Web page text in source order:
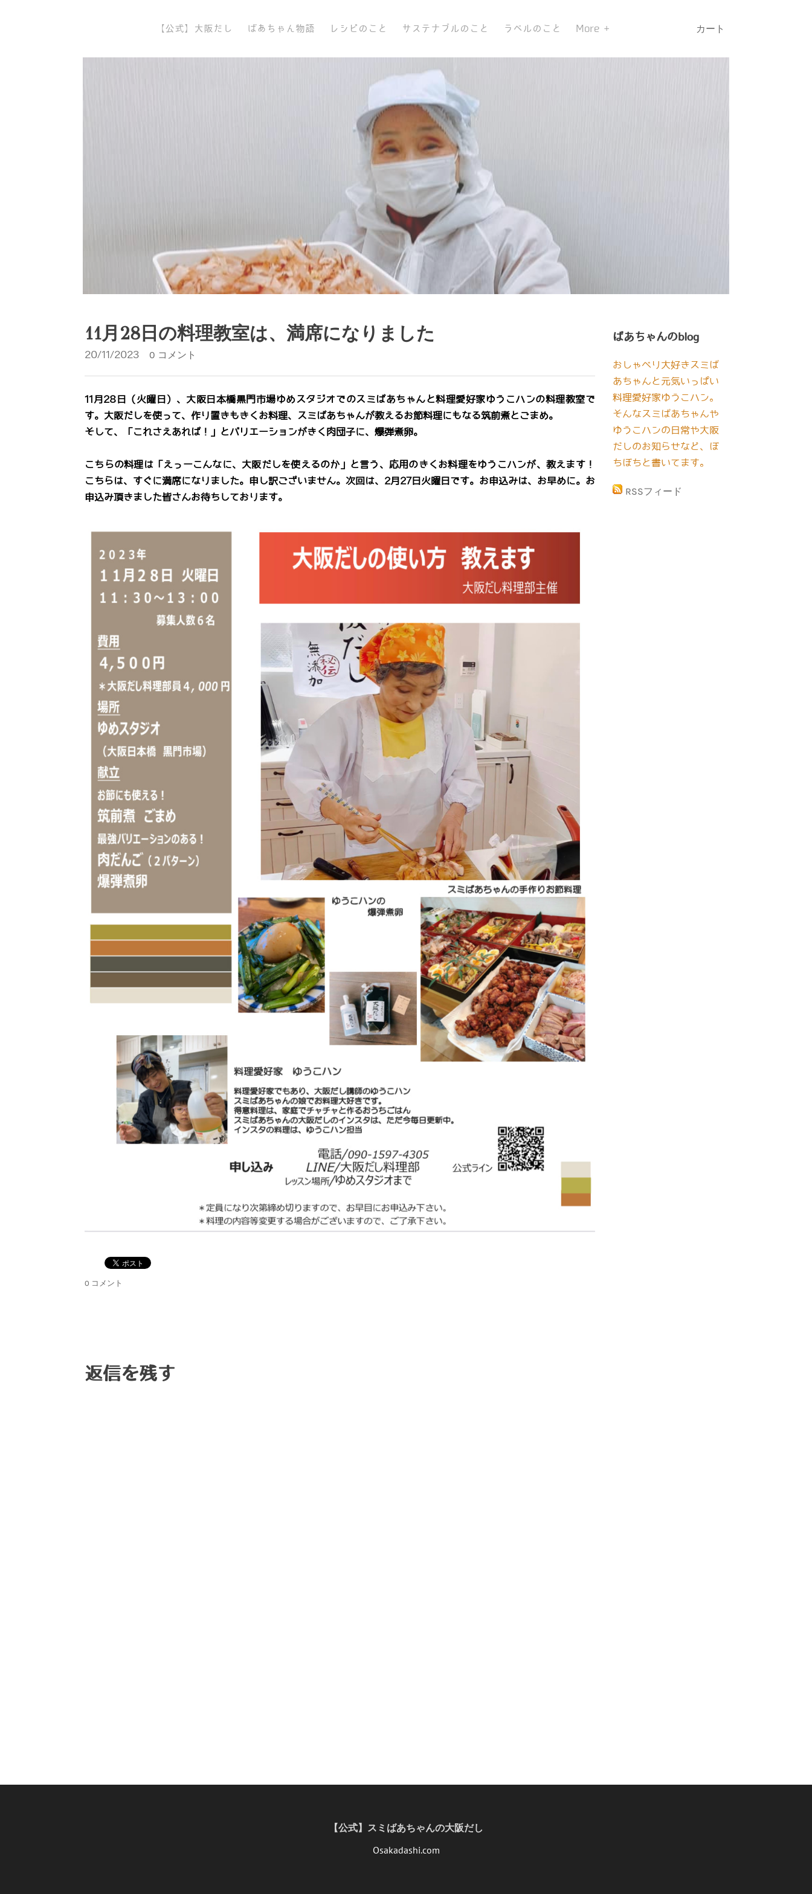
【公式】大阪だし ばあちゃん物語 レシピのこと サステナブルのこと ラベルのこと More カート
11月28日の料理教室は、満席になりました
20/11/2023 0 コメント
11月28日（火曜日）、大阪日本橋黒門市場ゆめスタジオでのスミばあちゃんと料理愛好家ゆうこハンの料理教室で
す。大阪だしを使って、作り置きもきくお料理、スミばあちゃんが教えるお節料理にもなる筑前煮とごまめ。
そして、「これさえあれば！」とバリエーションがきく肉団子に、爆弾煮卵。
こちらの料理は「えっーこんなに、大阪だしを使えるのか」と言う、応用のきくお料理をゆうこハンが、教えます！
こちらは、すぐに満席になりました。申し訳ございません。次回は、2月27日火曜日です。お申込みは、お早めに。お
申込み頂きました皆さんお待ちしております。
0 コメント
返信を残す
ばあちゃんのblog
おしゃべり大好きスミば
あちゃんと元気いっぱい
料理愛好家ゆうこハン。
そんなスミばあちゃんや
ゆうこハンの日常や大阪
だしのお知らせなど、ぼ
ちぼちと書いてます。
RSSフィード
【公式】スミばあちゃんの大阪だし
Osakadashi.com